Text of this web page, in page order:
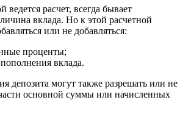
расчет, всегда бывает
вклада. Но к этой расчетной
или не добавляться:
проценты;
вклада.
депозита могут также разрешать или не
основной суммы или начисленных